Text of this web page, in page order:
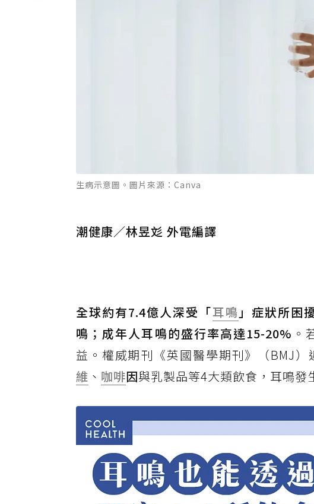
生病示意圖。圖片來源：Canva
潮健康／林昱彣 外電編譯
全球約有7.4億人深受「耳鳴 」症狀所困
鳴；成年人耳鳴的盛行率高達15-20% 。
益。權威期刊《英國醫學期刊》（BMJ
維 、 咖啡因與乳製品等4大類飲食，耳鳴發